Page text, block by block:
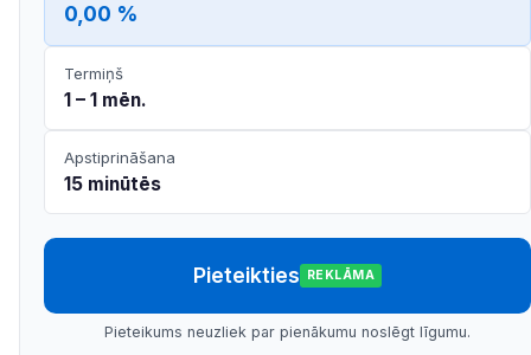
0,00 %
Termiņš
1 – 1 mēn.
Apstiprināšana
15 minūtēs
Pieteikties REKLĀMA
Pieteikums neuzliek par pienākumu noslēgt līgumu.